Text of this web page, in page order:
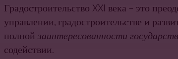
Градостроительство XXI века – это
управлении, градостроительстве и
полнойзаинтересованности
содействии.